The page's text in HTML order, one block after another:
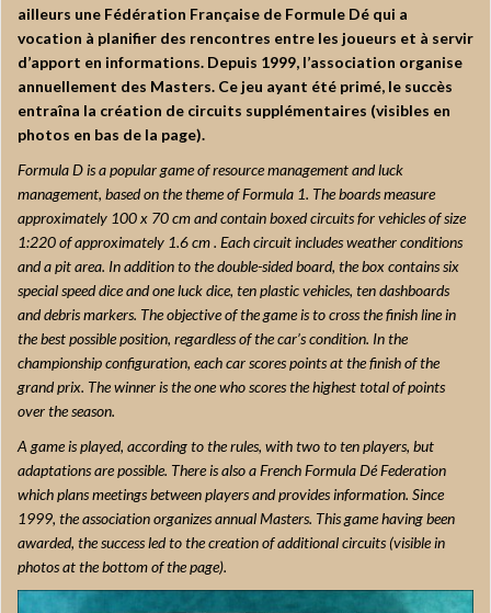
ailleurs une Fédération Française de Formule Dé qui a
vocation à planifier des rencontres entre les joueurs et à servir
d’apport en informations. Depuis 1999, l’association organise
annuellement des Masters. Ce jeu ayant été primé, le succès
entraîna la création de circuits supplémentaires (visibles en
photos en bas de la page).
Formula D is a popular game of resource management and luck
management, based on the theme of Formula 1. The boards measure
approximately 100 x 70 cm and contain boxed circuits for vehicles of size
1:220 of approximately 1.6 cm . Each circuit includes weather conditions
and a pit area. In addition to the double-sided board, the box contains six
special speed dice and one luck dice, ten plastic vehicles, ten dashboards
and debris markers. The objective of the game is to cross the finish line in
the best possible position, regardless of the car’s condition. In the
championship configuration, each car scores points at the finish of the
grand prix. The winner is the one who scores the highest total of points
over the season.
A game is played, according to the rules, with two to ten players, but
adaptations are possible. There is also a French Formula Dé Federation
which plans meetings between players and provides information. Since
1999, the association organizes annual Masters. This game having been
awarded, the success led to the creation of additional circuits (visible in
photos at the bottom of the page).